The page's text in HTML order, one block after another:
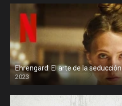
Ehrengard: El arte de la seducción
2023